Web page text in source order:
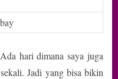
hari dimana saya juga
Jadi yang bisa bikin